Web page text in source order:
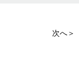
次へ＞